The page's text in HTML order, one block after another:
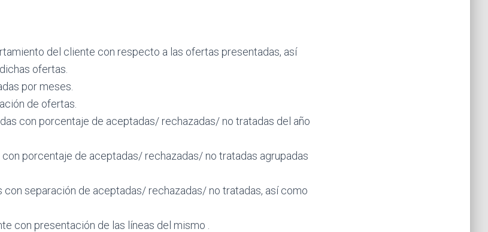
del cliente con respecto a las ofertas presentadas, así
ofertas.
por meses.
de ofertas.
con porcentaje de aceptadas/ rechazadas/ no tratadas del año
porcentaje de aceptadas/ rechazadas/ no tratadas agrupadas
separación de aceptadas/ rechazadas/ no tratadas, así como
con presentación de las líneas del mismo .